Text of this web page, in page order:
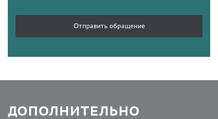
Отправить обращение
ДОПОЛНИТЕЛЬНО